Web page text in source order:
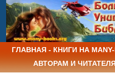
ГЛАВНАЯ - КНИГИ НА MANY-
АВТОРАМ И